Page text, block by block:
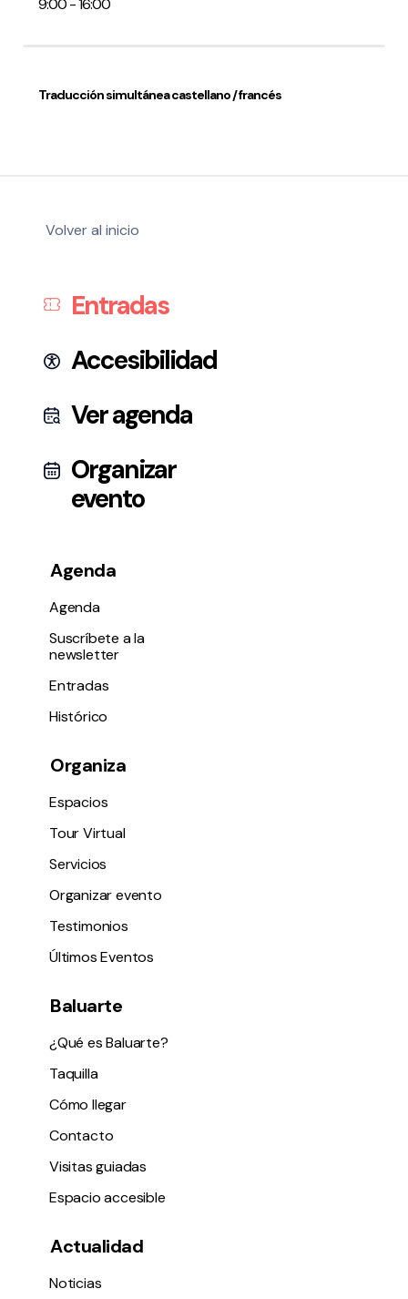
9:00 - 16:00
Traducción simultánea castellano / francés
Volver al inicio
Entradas
Accesibilidad
Ver agenda
Organizar
evento
Agenda
Agenda
Suscríbete a la
newsletter
Entradas
Histórico
Organiza
Espacios
Tour Virtual
Servicios
Organizar evento
Testimonios
Últimos Eventos
Baluarte
¿Qué es Baluarte?
Taquilla
Cómo llegar
Contacto
Visitas guiadas
Espacio accesible
Actualidad
Noticias